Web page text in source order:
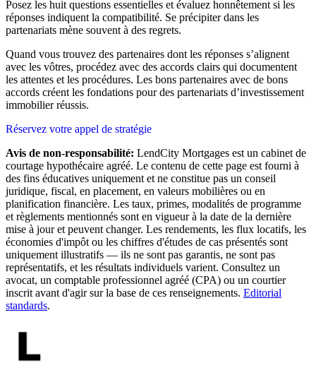
Posez les huit questions essentielles et évaluez honnêtement si les
réponses indiquent la compatibilité. Se précipiter dans les
partenariats mène souvent à des regrets.
Quand vous trouvez des partenaires dont les réponses s’alignent
avec les vôtres, procédez avec des accords clairs qui documentent
les attentes et les procédures. Les bons partenaires avec de bons
accords créent les fondations pour des partenariats d’investissement
immobilier réussis.
Réservez votre appel de stratégie
Avis de non-responsabilité: LendCity Mortgages est un cabinet de
courtage hypothécaire agréé. Le contenu de cette page est fourni à
des fins éducatives uniquement et ne constitue pas un conseil
juridique, fiscal, en placement, en valeurs mobilières ou en
planification financière. Les taux, primes, modalités de programme
et règlements mentionnés sont en vigueur à la date de la dernière
mise à jour et peuvent changer. Les rendements, les flux locatifs, les
économies d'impôt ou les chiffres d'études de cas présentés sont
uniquement illustratifs — ils ne sont pas garantis, ne sont pas
représentatifs, et les résultats individuels varient. Consultez un
avocat, un comptable professionnel agréé (CPA) ou un courtier
inscrit avant d'agir sur la base de ces renseignements. Editorial
standards.